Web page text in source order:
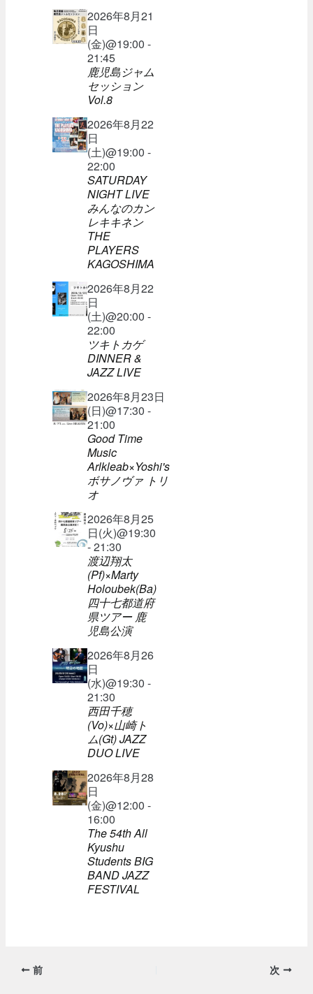
2026年8月21
日
(金)@19:00 -
21:45
鹿児島ジャム
セッション
Vol.8
2026年8月22
日
(土)@19:00 -
22:00
SATURDAY
NIGHT LIVE
みんなのカン
レキキネン
THE
PLAYERS
KAGOSHIMA
2026年8月22
日
(土)@20:00 -
22:00
ツキトカゲ
DINNER &
JAZZ LIVE
2026年8月23日
(日)@17:30 -
21:00
Good Time
Music
Arlkleab×Yoshi's
ボサノヴァ トリ
オ
2026年8月25
日(火)@19:30
- 21:30
渡辺翔太
(Pf)×Marty
Holoubek(Ba)
四十七都道府
県ツアー 鹿
児島公演
2026年8月26
日
(水)@19:30 -
21:30
西田千穂
(Vo)×山崎ト
ム(Gt) JAZZ
DUO LIVE
2026年8月28
日
(金)@12:00 -
16:00
The 54th All
Kyushu
Students BIG
BAND JAZZ
FESTIVAL
前 次